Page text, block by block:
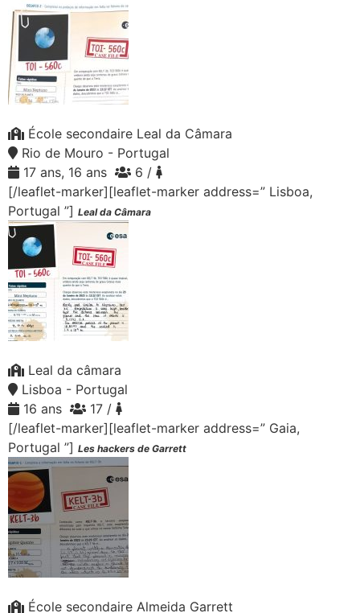
École secondaire Leal da Câmara
Rio de Mouro - Portugal
17 ans, 16 ans
6 /
[/leaflet-marker][leaflet-marker address=” Lisboa,
Portugal ”] Leal da Câmara
Leal da câmara
Lisboa - Portugal
16 ans
17 /
[/leaflet-marker][leaflet-marker address=” Gaia,
Portugal ”] Les hackers de Garrett
École secondaire Almeida Garrett